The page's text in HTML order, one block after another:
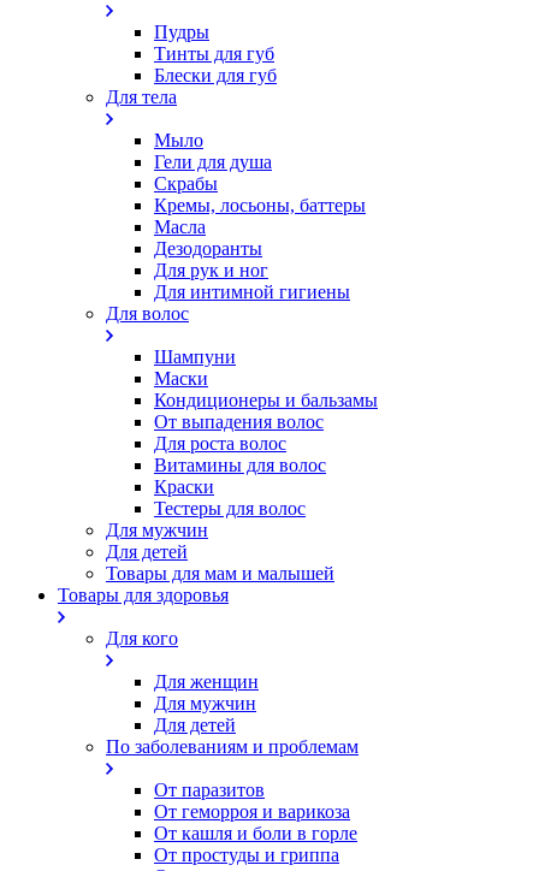
Пудры
Тинты для губ
Блески для губ
Для тела
Мыло
Гели для душа
Скрабы
Кремы, лосьоны, баттеры
Масла
Дезодоранты
Для рук и ног
Для интимной гигиены
Для волос
Шампуни
Маски
Кондиционеры и бальзамы
От выпадения волос
Для роста волос
Витамины для волос
Краски
Тестеры для волос
Для мужчин
Для детей
Товары для мам и малышей
Товары для здоровья
Для кого
Для женщин
Для мужчин
Для детей
По заболеваниям и проблемам
От паразитов
Oт геморроя и варикоза
От кашля и боли в горле
От простуды и гриппа